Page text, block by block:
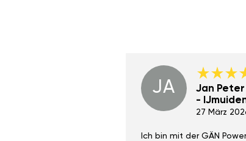
JA
Jan Peter
-
27 März
Ich bin mit der GÄN